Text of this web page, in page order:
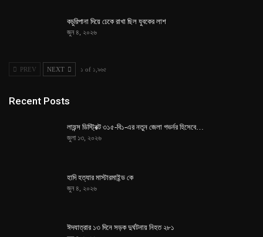
কচুরিপানা দিয়ে ঢেকে রাখা ছিল যুবকের লাশ
জুন ৪, ২০২৬
PREV NEXT ১ of ১,৯৬৫
Recent Posts
লায়ন্স ডিস্ট্রিক্ট ৩১৫-বি১-এর নতুন জেলা গভর্নর হিসেবে…
জুলা ১৩, ২০২৬
হাদি হত্যার মাস্টারমাইন্ড কে
জুন ৪, ২০২৬
ঈদযাত্রার ১৩ দিনে সড়ক দুর্ঘটনায় নিহত ২৮১